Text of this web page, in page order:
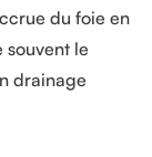
du foie en
souvent le
drainage